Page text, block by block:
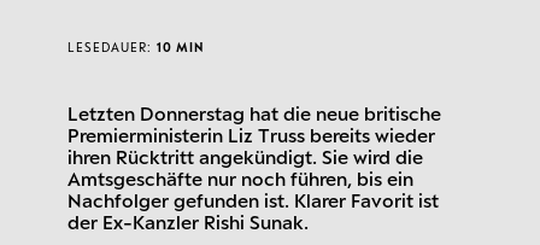
Letzten Donnerstag hat die neue britische
Premierministerin Liz Truss bereits wieder
ihren Rücktritt angekündigt. Sie wird die
Amtsgeschäfte nur noch führen, bis ein
Nachfolger gefunden ist. Klarer Favorit ist
der Ex-Kanzler Rishi Sunak.
LESEDAUER: 10 MIN